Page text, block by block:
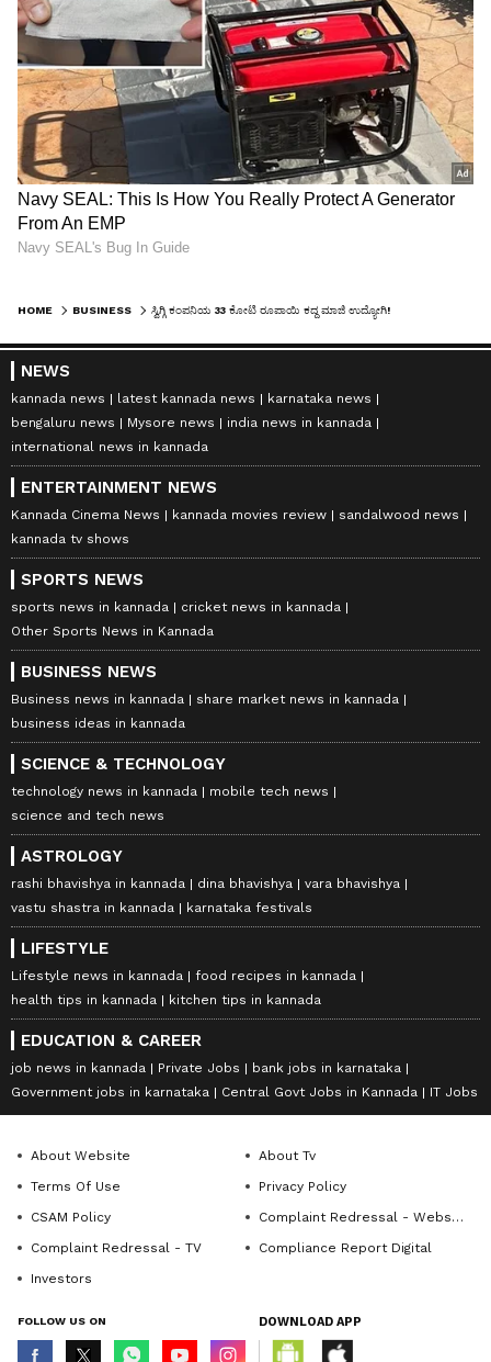
HOME BUSINESS ಸ್ವಿಗ್ಗಿ ಕಂಪನಿಯ 33 ಕೋಟಿ ರೂಪಾಯಿ ಕದ್ದ ಮಾಜಿ ಉದ್ಯೋಗಿ!
NEWS
kannada news latest kannada news
karnataka news
bengaluru news
Mysore news
india news in kannada
international news in kannada
ENTERTAINMENT NEWS
Kannada Cinema News kannada movies review
sandalwood news
kannada tv shows
SPORTS NEWS
sports news in kannada
cricket news in kannada
Other Sports News in Kannada
BUSINESS NEWS
Business news in kannada
share market news in kannada
business ideas in kannada
SCIENCE & TECHNOLOGY
technology news in kannada
mobile tech news
science and tech news
ASTROLOGY
rashi bhavishya in kannada dina bhavishya
vara bhavishya
vastu shastra in kannada
karnataka festivals
LIFESTYLE
Lifestyle news in kannada
food recipes in kannada
health tips in kannada
kitchen tips in kannada
EDUCATION & CAREER
job news in kannada Private Jobs
bank jobs in karnataka
Government jobs in karnataka
Central Govt Jobs in Kannada IT Jobs
About Website
About Tv
Terms Of Use
Privacy Policy
CSAM Policy
Complaint Redressal - Website
Complaint Redressal - TV
Compliance Report Digital
Investors
FOLLOW US ON DOWNLOAD APP